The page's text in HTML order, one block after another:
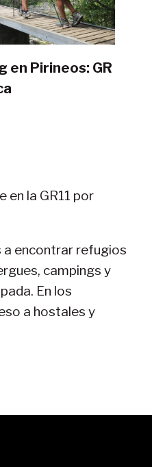
en Pirineos: GR
en la GR11 por
a encontrar refugios
campings y
En los
a hostales y